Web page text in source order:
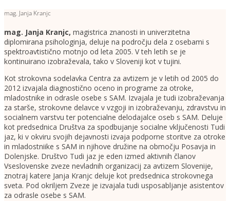
mag. Janja Kranjc
mag. Janja Kranjc, magistrica znanosti in univerzitetna
diplomirana psihologinja, deluje na področju dela z osebami s
spektroavtistično motnjo od leta 2005. V teh letih se je
kontinuirano izobraževala, tako v Sloveniji kot v tujini.
Kot strokovna sodelavka Centra za avtizem je v letih od 2005 do
2012 izvajala diagnostično oceno in programe za otroke,
mladostnike in odrasle osebe s SAM. Izvajala je tudi izobraževanja
za starše, strokovne delavce v vzgoji in izobraževanju, zdravstvu in
socialnem varstvu ter potencialne delodajalce oseb s SAM. Deluje
kot predsednica Društva za spodbujanje socialne vključenosti Tudi
jaz, ki v okviru svojih dejavnosti izvaja podporne storitve za otroke
in mladostniike s SAM in njihove družine na območju Posavja in
Dolenjske. Društvo Tudi jaz je eden izmed aktivnih članov
Vseslovenske zveze nevladnih organizacij za avtizem Slovenije,
znotraj katere Janja Kranjc deluje kot predsednica strokovnega
sveta. Pod okriljem Zveze je izvajala tudi usposabljanje asistentov
za odrasle osebe s SAM.